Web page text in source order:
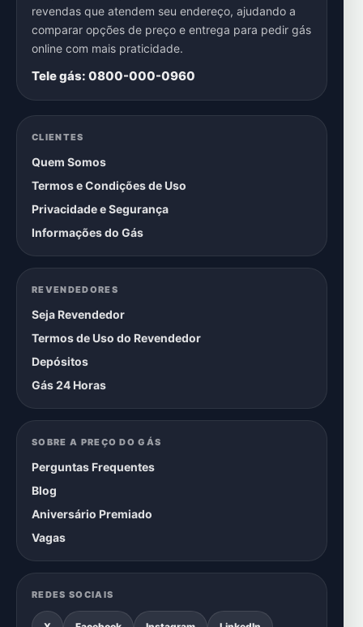
revendas que atendem seu endereço, ajudando a
comparar opções de preço e entrega para pedir gás
online com mais praticidade.
Tele gás: 0800-000-0960
CLIENTES
Quem Somos
Termos e Condições de Uso
Privacidade e Segurança
Informações do Gás
REVENDEDORES
Seja Revendedor
Termos de Uso do Revendedor
Depósitos
Gás 24 Horas
SOBRE A PREÇO DO GÁS
Perguntas Frequentes
Blog
Aniversário Premiado
Vagas
REDES SOCIAIS